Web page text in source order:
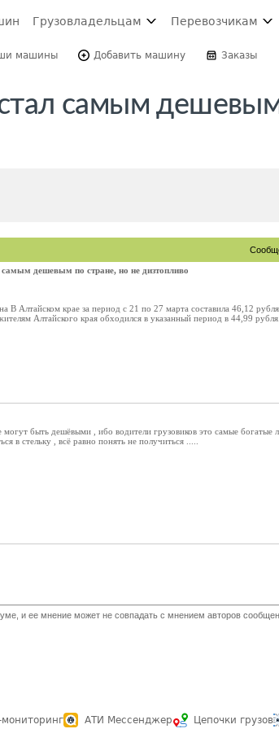
Грузовладельцам Перевозчикам
машины Добавить машину Заказы
самым
самым дешевым по стране, но не дизтопливо
В Алтайском крае за период с 21 по 27 марта составила 46,12
Алтайского края обходился в указанный период в 44,99
могут быть дешёвыми , ибо водители грузовиков это самые богатые
в стельку , всё равно понять не получиться .....
и ее мнение может не совпадать с мнением авторов
мониторинг АТИ Мессенджер Цепочки грузов